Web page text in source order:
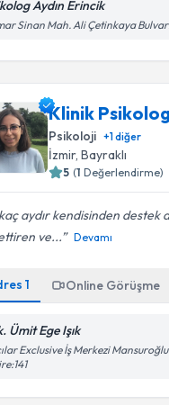
Aydın Erincik
Sinan Mah. Ali Çetinkaya
Klinik
Psikoloji +1diğer
İzmir, Bayraklı
5 (1 Değerlendirme)
aydır kendisinden destek
ve...
Devamı
1 Online Görüşme
Ümit Ege Işık
Exclusive İş Merkezi